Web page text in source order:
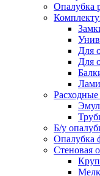
Опалубка
Для
Для
Б/у
Опалубка
Стеновая